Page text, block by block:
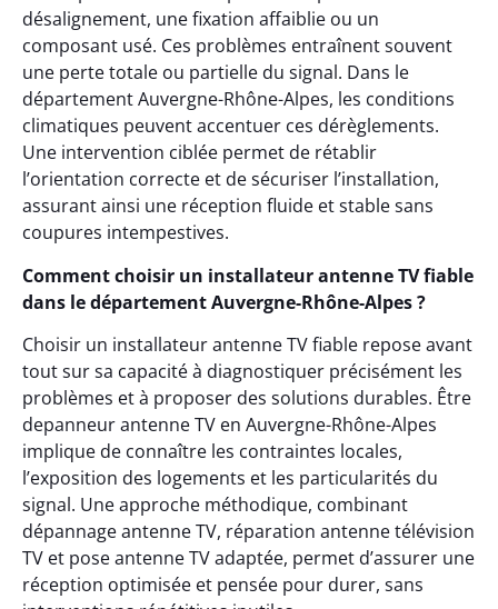
désalignement, une fixation affaiblie ou un
composant usé. Ces problèmes entraînent souvent
une perte totale ou partielle du signal. Dans le
département Auvergne-Rhône-Alpes, les conditions
climatiques peuvent accentuer ces dérèglements.
Une intervention ciblée permet de rétablir
l’orientation correcte et de sécuriser l’installation,
assurant ainsi une réception fluide et stable sans
coupures intempestives.
Comment choisir un installateur antenne TV fiable
dans le département Auvergne-Rhône-Alpes ?
Choisir un installateur antenne TV fiable repose avant
tout sur sa capacité à diagnostiquer précisément les
problèmes et à proposer des solutions durables. Être
depanneur antenne TV en Auvergne-Rhône-Alpes
implique de connaître les contraintes locales,
l’exposition des logements et les particularités du
signal. Une approche méthodique, combinant
dépannage antenne TV, réparation antenne télévision
TV et pose antenne TV adaptée, permet d’assurer une
réception optimisée et pensée pour durer, sans